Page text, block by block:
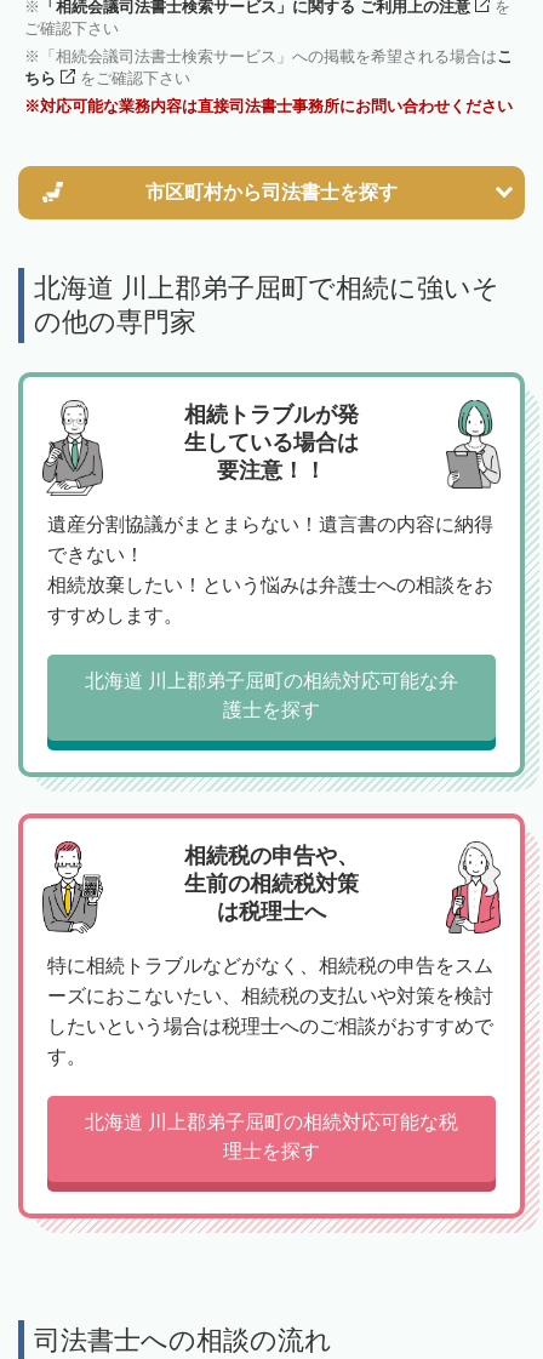
「相続会議司法書士検索サービス」に関する ご利用上の注意
を
ご確認下さい
「相続会議司法書士検索サービス」への掲載を希望される場合はこ
ちら
をご確認下さい
対応可能な業務内容は直接司法書士事務所にお問い合わせください
市区町村から司法書士を探す
北海道 川上郡弟子屈町で相続に強いそ
の他の専門家
相続トラブルが発
生している場合は
要注意！！
遺産分割協議がまとまらない！遺言書の内容に納得
できない！
相続放棄したい！という悩みは弁護士への相談をお
すすめします。
北海道 川上郡弟子屈町の相続対応可能な弁
護士を探す
相続税の申告や、
生前の相続税対策
は税理士へ
特に相続トラブルなどがなく、相続税の申告をスム
ーズにおこないたい、相続税の支払いや対策を検討
したいという場合は税理士へのご相談がおすすめで
す。
北海道 川上郡弟子屈町の相続対応可能な税
理士を探す
司法書士への相談の流れ